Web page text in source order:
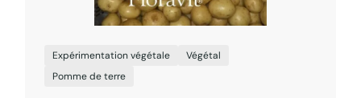
Expérimentation végétale
Végétal
Pomme de terre